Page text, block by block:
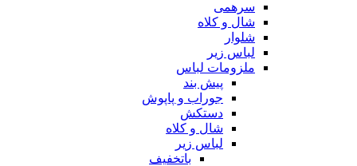
سرهمی
شال و کلاه
شلوار
لباس زیر
ملزومات لباس
پیش بند
جوراب و پاپوش
دستکش
شال و کلاه
لباس زیر
باتخفیف